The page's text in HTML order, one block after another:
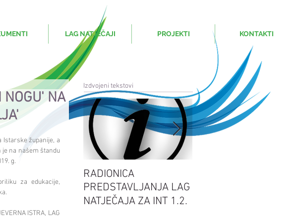
LAG NATJEČAJI PROJEKTI KONTAKTI
NOGU' NA
županije, a
na našem štandu
g.
za edukacije,
ISTRA, LAG
Izdvojeni tekstovi
RADIONICA
PREDSTAVLJANJA LAG
NATJEČAJA ZA INT 1.2.